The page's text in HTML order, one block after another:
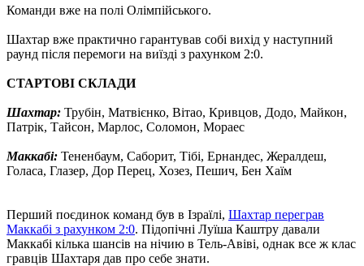
Команди вже на полі Олімпійського.
Шахтар вже практично гарантував собі вихід у наступний
раунд після перемоги на виїзді з рахунком 2:0.
СТАРТОВІ СКЛАДИ
Шахтар: Трубін, Матвієнко, Вітао, Кривцов, Додо, Майкон,
Патрік, Тайсон, Марлос, Соломон, Мораес
Маккабі: Тененбаум, Саборит, Тібі, Ернандес, Жералдеш,
Голаса, Глазер, Дор Перец, Хозез, Пешич, Бен Хаїм
Перший поєдинок команд був в Ізраїлі, Шахтар переграв
Маккабі з рахунком 2:0. Підопічні Луїша Каштру давали
Маккабі кілька шансів на нічию в Тель-Авіві, однак все ж клас
гравців Шахтаря дав про себе знати.